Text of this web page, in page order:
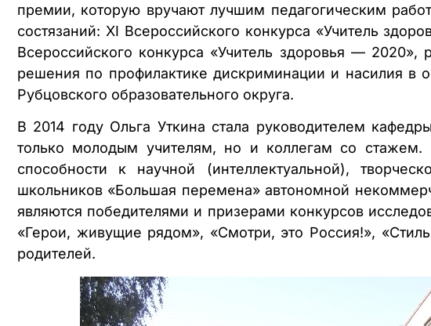
премии, которую вручают лучшим педагогическим
состязаний: XI Всероссийского конкурса «Учитель
Всероссийского конкурса «Учитель здоровья — 2020»,
решения по профилактике дискриминации и насилия в
Рубцовского образовательного округа.
В 2014 году Ольга Уткина стала руководителем
только молодым учителям, но и коллегам со
способности к научной (интеллектуальной),
школьников «Большая перемена» автономной
являются победителями и призерами конкурсов
«Герои, живущие рядом», «Смотри, это Россия!»,
родителей.